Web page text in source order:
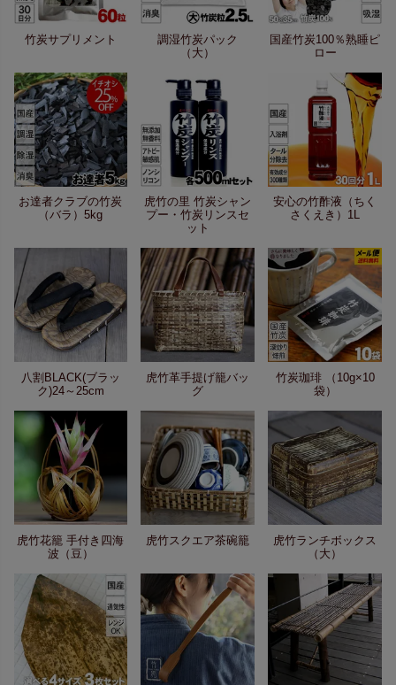
竹炭サプリメント
調湿竹炭パック
（大）
国産竹炭100％熟睡ピ
ロー
お達者クラブの竹炭
（バラ）5kg
虎竹の里 竹炭シャン
プー・竹炭リンスセ
ット
安心の竹酢液（ちく
さくえき）1L
八割BLACK(ブラッ
ク)24～25cm
虎竹革手提げ籠バッ
グ
竹炭珈琲 （10g×10
袋）
虎竹花籠 手付き四海
波（豆）
虎竹スクエア茶碗籠
虎竹ランチボックス
（大）